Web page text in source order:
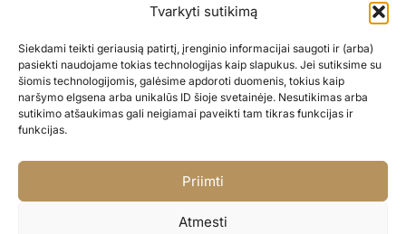
Tvarkyti sutikimą
Siekdami teikti geriausią patirtį, įrenginio informacijai saugoti ir (arba)
pasiekti naudojame tokias technologijas kaip slapukus. Jei sutiksime su
šiomis technologijomis, galėsime apdoroti duomenis, tokius kaip
naršymo elgsena arba unikalūs ID šioje svetainėje. Nesutikimas arba
sutikimo atšaukimas gali neigiamai paveikti tam tikras funkcijas ir
funkcijas.
Priimti
Atmesti
Didmena
Darbų portfolio
Privatumo politika
Parduotuvės politika